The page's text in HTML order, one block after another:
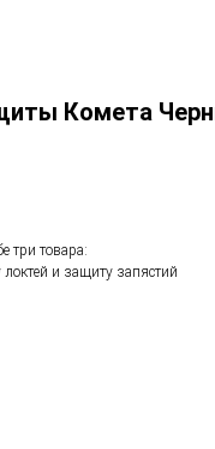
Комета
три товара:
и защиту запястий